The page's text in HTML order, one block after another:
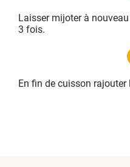
Laisser mijoter à
3 fois.
En fin de cuisson rajouter